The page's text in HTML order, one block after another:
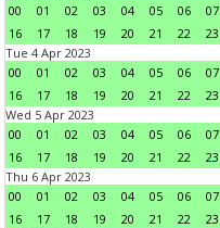
00
01 02 03 04 05 06 07
16
17 18 19 20 21 22
23
Tue 4 Apr 2023
00
01 02 03 04 05 06 07
16
17 18 19 20 21 22
23
Wed 5 Apr 2023
00
01 02 03 04 05 06 07
16
17 18 19 20 21 22
23
Thu 6 Apr 2023
00
01 02 03 04 05 06 07
16
17 18 19 20 21 22
23